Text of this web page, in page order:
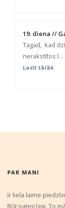
19. diena //
Tagad, kad
nerakstītos l...
Lasīt tālāk
PAR MANI
Ir liela laime
Būt pateicīgai. To